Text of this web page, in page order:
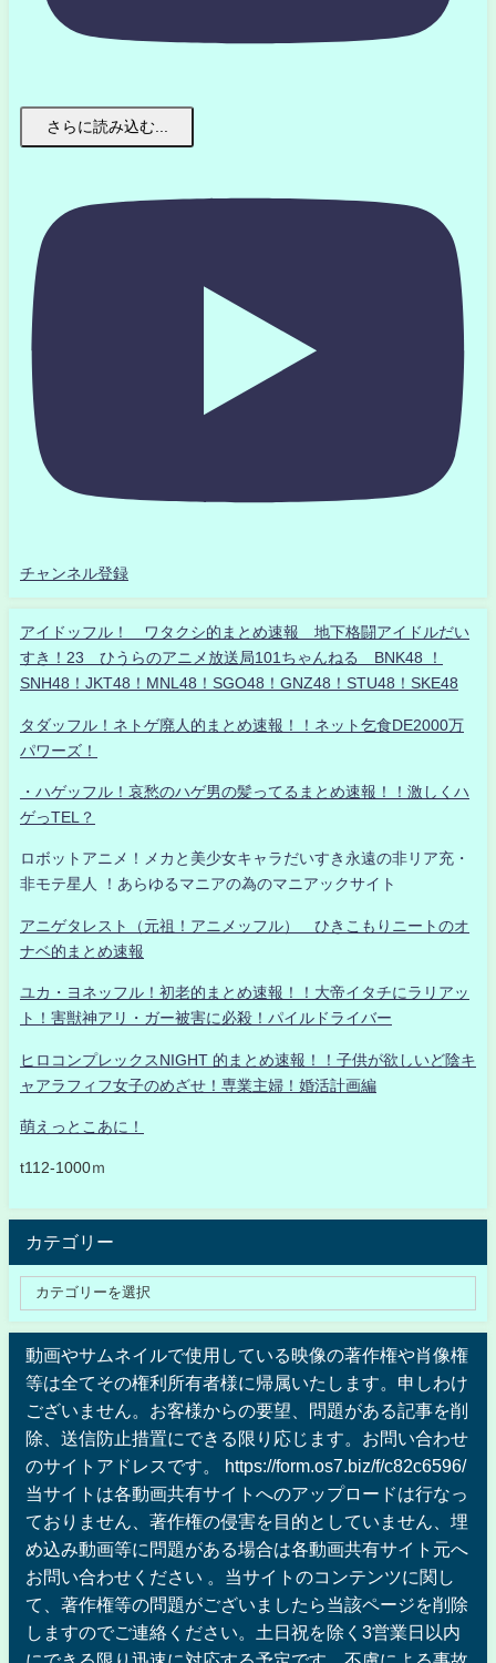
さらに読み込む...
チャンネル登録
アイドッフル！ ワタクシ的まとめ速報 地下格闘アイドルだい
すき！23 ひうらのアニメ放送局101ちゃんねる BNK48 ！
SNH48！JKT48！MNL48！SGO48！GNZ48！STU48！SKE48
タダッフル！ネトゲ廃人的まとめ速報！！ネット乞食DE2000万
パワーズ！
・ハゲッフル！哀愁のハゲ男の髪ってるまとめ速報！！激しくハ
ゲっTEL？
ロボットアニメ！メカと美少女キャラだいすき永遠の非リア充・
非モテ星人 ！あらゆるマニアの為のマニアックサイト
アニゲタレスト（元祖！アニメッフル） ひきこもりニートのオ
ナベ的まとめ速報
ユカ・ヨネッフル！初老的まとめ速報！！大帝イタチにラリアッ
ト！害獣神アリ・ガー被害に必殺！パイルドライバー
ヒロコンプレックスNIGHT 的まとめ速報！！子供が欲しいど陰キ
ャアラフィフ女子のめざせ！専業主婦！婚活計画編
萌えっとこあに！
t112-1000ｍ
カテゴリー
動画やサムネイルで使用している映像の著作権や肖像権
等は全てその権利所有者様に帰属いたします。申しわけ
ございません。お客様からの要望、問題がある記事を削
除、送信防止措置にできる限り応じます。お問い合わせ
のサイトアドレスです。 https://form.os7.biz/f/c82c6596/
当サイトは各動画共有サイトへのアップロードは行なっ
ておりません、著作権の侵害を目的としていません、埋
め込み動画等に問題がある場合は各動画共有サイト元へ
お問い合わせください 。当サイトのコンテンツに関し
て、著作権等の問題がございましたら当該ページを削除
しますのでご連絡ください。土日祝を除く3営業日以内